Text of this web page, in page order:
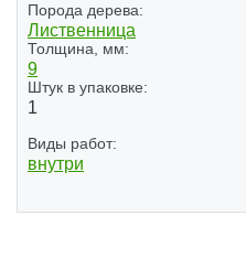
Порода дерева:
Лиственница
Толщина, мм:
9
Штук в упаковке:
1
Виды работ:
внутри